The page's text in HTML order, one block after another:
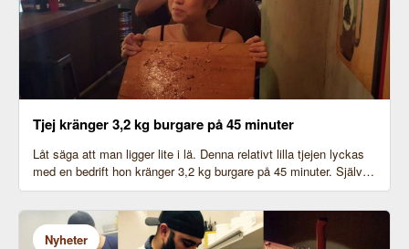
Tjej kränger 3,2 kg burgare på 45 minuter
Låt säga att man ligger lite i lä. Denna relativt lilla tjejen lyckas
med en bedrift hon kränger 3,2 kg burgare på 45 minuter. Själv…
Nyheter